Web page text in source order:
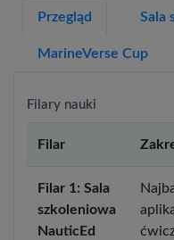
Przegląd Sala
MarineVerse Cup
Filary nauki
Filar
Filar 1: Sala
szkoleniowa
NauticEd